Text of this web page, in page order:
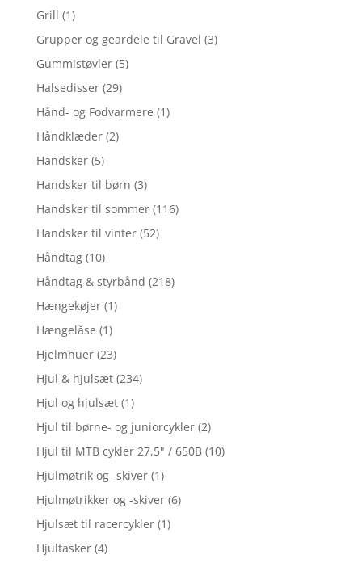
Grill (1)
Grupper og geardele til Gravel (3)
Gummistøvler (5)
Halsedisser (29)
Hånd- og Fodvarmere (1)
Håndklæder (2)
Handsker (5)
Handsker til børn (3)
Handsker til sommer (116)
Handsker til vinter (52)
Håndtag (10)
Håndtag & styrbånd (218)
Hængekøjer (1)
Hængelåse (1)
Hjelmhuer (23)
Hjul & hjulsæt (234)
Hjul og hjulsæt (1)
Hjul til børne- og juniorcykler (2)
Hjul til MTB cykler 27,5" / 650B (10)
Hjulmøtrik og -skiver (1)
Hjulmøtrikker og -skiver (6)
Hjulsæt til racercykler (1)
Hjultasker (4)